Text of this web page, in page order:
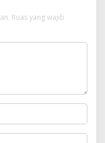
Ruas yang wajib